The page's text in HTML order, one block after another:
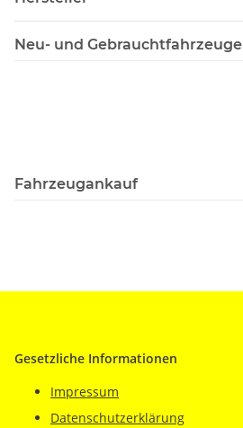
Neu- und Gebrauchtfahrzeuge
Fahrzeugankauf
Gesetzliche Informationen
Impressum
Datenschutzerklärung